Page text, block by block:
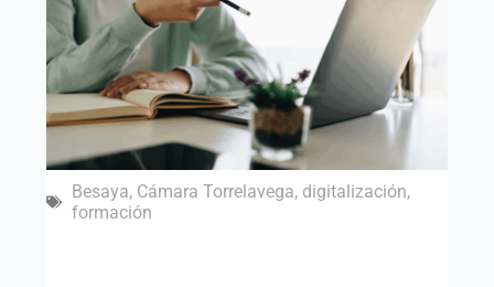
Besaya, Cámara Torrelavega, digitalización,
formación